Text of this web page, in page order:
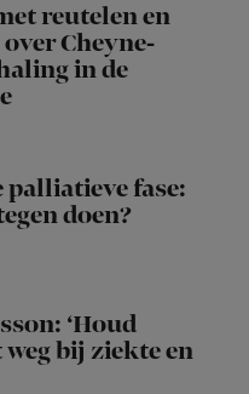
reutelen en
Cheyne-
in de
palliatieve fase:
doen?
‘Houd
bij ziekte en